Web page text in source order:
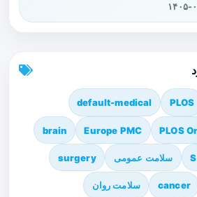
۰۵-۱۶
PLOS
default-medical
PLOS
Europe PMC
brain
سلامت عمومی surgery
cancer سلامت روان